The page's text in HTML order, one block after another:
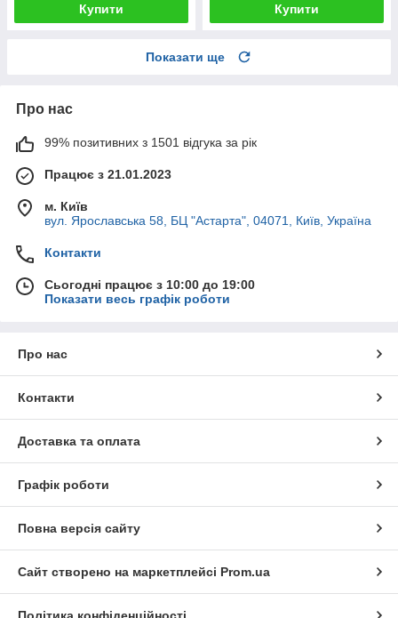
Купити Купити
Показати ще
Про нас
99% позитивних з 1501 відгука за рік
Працює з 21.01.2023
м. Київ
вул. Ярославська 58, БЦ "Астарта", 04071, Київ, Україна
Контакти
Сьогодні працює з 10:00 до 19:00
Показати весь графік роботи
Про нас
Контакти
Доставка та оплата
Графік роботи
Повна версія сайту
Сайт створено на маркетплейсі Prom.ua